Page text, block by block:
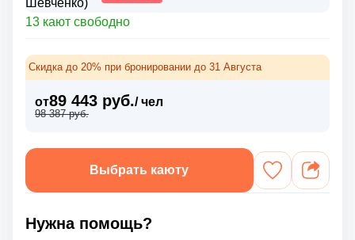
13 кают свободно
Скидка до 20% при бронировании до 31 Августа
от89 443 руб./ чел
98 387 руб.
Выбрать каюту
Нужна помощь?